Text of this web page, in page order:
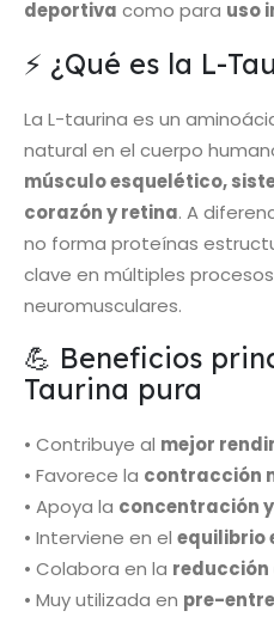
deportiva como para uso
⚡ ¿Qué es la L-
La L-taurina es un
natural en el cuerpo
músculo esquelético,
corazón y retina. A
no forma proteínas
clave en múltiples
neuromusculares.
💪 Beneficios
Taurina pura
• Contribuye al mejor
• Favorece la contracción
• Apoya la concentración
• Interviene en el equilibrio
• Colabora en la
• Muy utilizada en pre-